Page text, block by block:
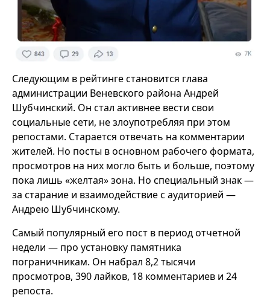
Следующим в рейтинге становится глава
администрации Веневского района Андрей
Шубчинский. Он стал активнее вести свои
социальные сети, не злоупотребляя при этом
репостами. Старается отвечать на комментарии
жителей. Но посты в основном рабочего формата,
просмотров на них могло быть и больше, поэтому
пока лишь «желтая» зона. Но специальный знак —
за старание и взаимодействие с аудиторией —
Андрею Шубчинскому.
Самый популярный его пост в период отчетной
недели — про установку памятника
пограничникам. Он набрал 8,2 тысячи
просмотров, 390 лайков, 18 комментариев и 24
репоста.